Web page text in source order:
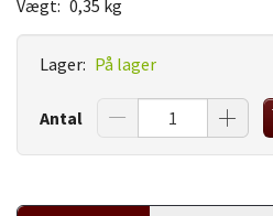
Vægt: 0,35 kg
Lager: På lager
Antal